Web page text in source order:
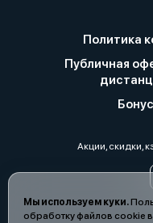
Мы используем куки.
обработку файлов cookie
Политика
Публичная
Акции, скидки,